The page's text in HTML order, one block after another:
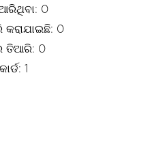
0
0
ତିଆରି: 0
1